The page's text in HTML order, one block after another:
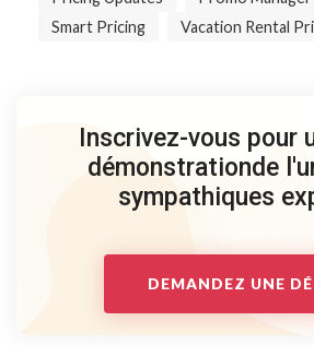
Smart Pricing
Vacation Rental
Inscrivez-vous pour
démonstrationde
sympathiques
DEMANDEZ UNE